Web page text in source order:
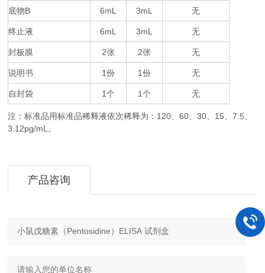
底物B 6mL 3mL 无
终止液 6mL 3mL 无
封板膜 2张 2张 无
说明书 1份 1份 无
自封袋 1个 1个 无
注：标准品用标准品稀释液依次稀释为： 120、60、30、 15、7.5、
3.12pg/mL。
产品咨询